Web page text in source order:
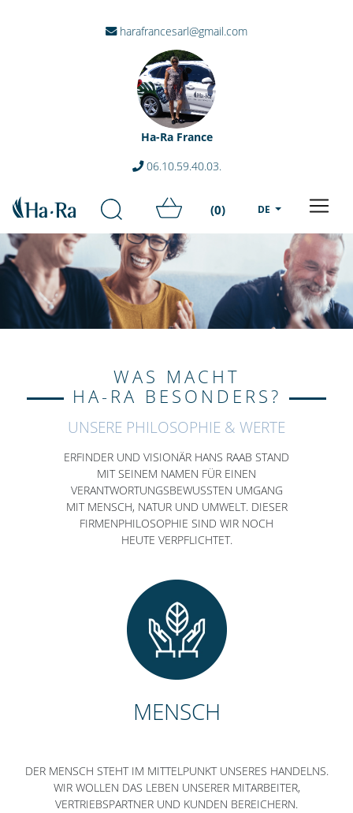
harafrancesarl@gmail.com
Ha-Ra France
06.10.59.40.03.
(0) DE
WAS MACHT
HA-RA BESONDERS?
UNSERE PHILOSOPHIE & WERTE
ERFINDER UND VISIONÄR HANS RAAB STAND
MIT SEINEM NAMEN FÜR EINEN
VERANTWORTUNGSBEWUSSTEN UMGANG
MIT MENSCH, NATUR UND UMWELT. DIESER
FIRMENPHILOSOPHIE SIND WIR NOCH
HEUTE VERPFLICHTET.
MENSCH
DER MENSCH STEHT IM MITTELPUNKT UNSERES HANDELNS.
WIR WOLLEN DAS LEBEN UNSERER MITARBEITER,
VERTRIEBSPARTNER UND KUNDEN BEREICHERN.